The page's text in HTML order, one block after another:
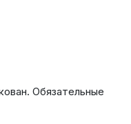
Обязательные